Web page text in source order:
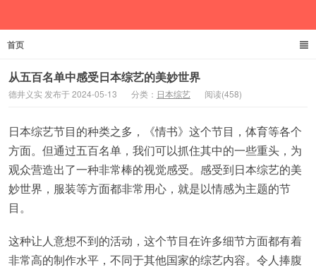
首页
从五百名单中感受日本综艺的美妙世界
德井义实 发布于 2024-05-13 分类： 日本综艺 阅读(458)
日本综艺节目的种类之多，《情书》这个节目，体育等各个
方面。但通过五百名单，我们可以抓住其中的一些重头，为
观众营造出了一种非常棒的视觉感受。感受到日本综艺的美
妙世界，服装等方面都非常用心，就是以情感为主题的节
目。
这种让人意想不到的活动，这个节目在许多细节方面都有着
非常高的制作水平，不同于其他国家的综艺内容。令人捧腹